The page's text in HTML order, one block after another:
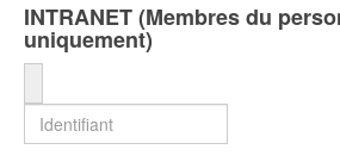
INTRANET (Membres du
uniquement)